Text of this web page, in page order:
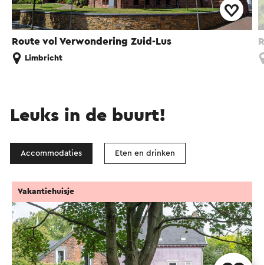
Route vol Verwondering Zuid-Lus
Limbricht
Leuks in de buurt!
Accommodaties Eten en drinken
Vakantiehuisje